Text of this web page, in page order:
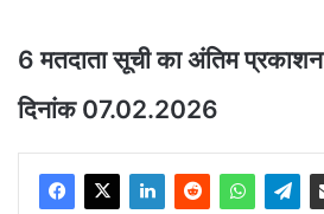
6 मतदाता सूची का अंतिम प्रकाशन
दिनांक 07.02.2026